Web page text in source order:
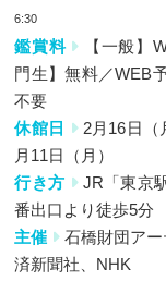
6:30
鑑賞料
【一般】
門生】無料／WEB
不要
休館日
2月16日
月11日（月）
行き方
JR「東京
番出口より徒歩5分
主催
石橋財団ア
済新聞社、NHK